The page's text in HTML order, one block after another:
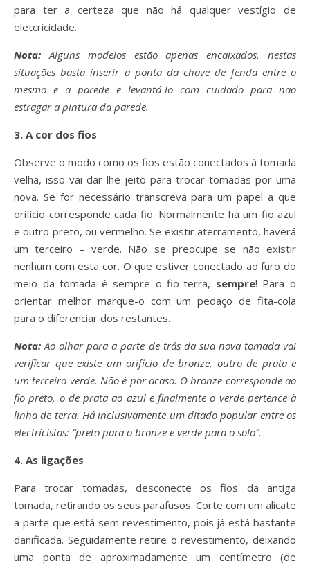
para ter a certeza que não há qualquer vestígio de
eletcricidade.
Nota: Alguns modelos estão apenas encaixados, nestas
situações basta inserir a ponta da chave de fenda entre o
mesmo e a parede e levantá-lo com cuidado para não
estragar a pintura da parede.
3. A cor dos fios
Observe o modo como os fios estão conectados à tomada
velha, isso vai dar-lhe jeito para trocar tomadas por uma
nova. Se for necessário transcreva para um papel a que
orifício corresponde cada fio. Normalmente há um fio azul
e outro preto, ou vermelho. Se existir aterramento, haverá
um terceiro – verde. Não se preocupe se não existir
nenhum com esta cor. O que estiver conectado ao furo do
meio da tomada é sempre o fio-terra, sempre! Para o
orientar melhor marque-o com um pedaço de fita-cola
para o diferenciar dos restantes.
Nota:Ao olhar para a parte de trás da sua nova tomada vai
verificar que existe um orifício de bronze, outro de prata e
um terceiro verde. Não é por acaso. O bronze corresponde ao
fio preto, o de prata ao azul e finalmente o verde pertence à
linha de terra. Há inclusivamente um ditado popular entre os
electricistas: “preto para o bronze e verde para o solo”.
4. As ligações
Para trocar tomadas, desconecte os fios da antiga
tomada, retirando os seus parafusos. Corte com um alicate
a parte que está sem revestimento, pois já está bastante
danificada. Seguidamente retire o revestimento, deixando
uma ponta de aproximadamente um centímetro (de